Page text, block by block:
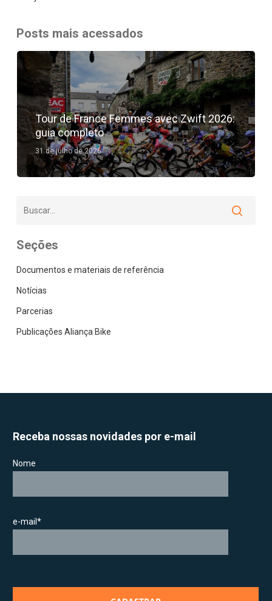
Posts mais acessados
Tour de France Femmes avec Zwift 2026:
guia completo
31 de julho de 2026
Seções
Documentos e materiais de referência
Notícias
Parcerias
Publicações Aliança Bike
Receba nossas novidades por e-mail
Nome
e-mail*